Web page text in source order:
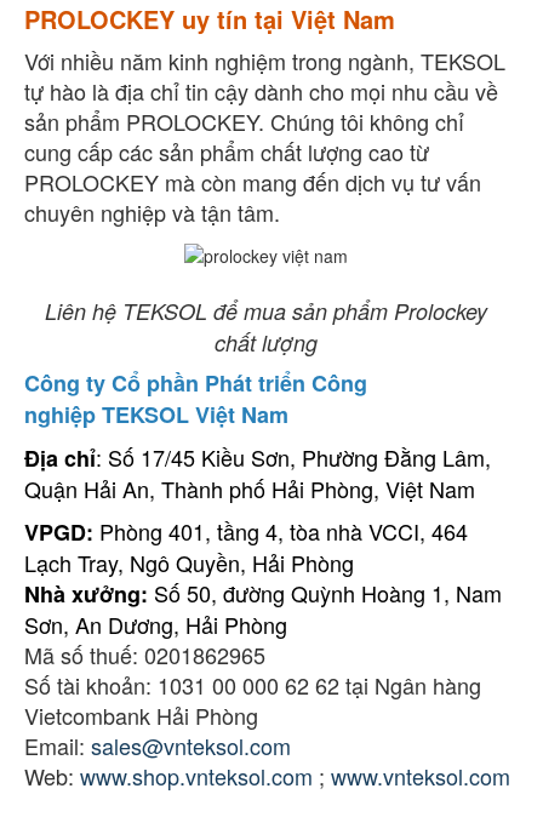
PROLOCKEY uy tín tại Việt Nam
Với nhiều năm kinh nghiệm trong ngành, TEKSOL
tự hào là địa chỉ tin cậy dành cho mọi nhu cầu về
sản phẩm PROLOCKEY. Chúng tôi không chỉ
cung cấp các sản phẩm chất lượng cao từ
PROLOCKEY mà còn mang đến dịch vụ tư vấn
chuyên nghiệp và tận tâm.
Liên hệ TEKSOL để mua sản phẩm Prolockey
chất lượng
Công ty Cổ phần Phát triển Công
nghiệp TEKSOL Việt Nam
Địa chỉ: Số 17/45 Kiều Sơn, Phường Đằng Lâm,
Quận Hải An, Thành phố Hải Phòng, Việt Nam
VPGD: Phòng 401, tầng 4, tòa nhà VCCI, 464
Lạch Tray, Ngô Quyền, Hải Phòng
Nhà xưởng: Số 50, đường Quỳnh Hoàng 1, Nam
Sơn, An Dương, Hải Phòng
Mã số thuế: 0201862965
Số tài khoản: 1031 00 000 62 62 tại Ngân hàng
Vietcombank Hải Phòng
Email: sales@vnteksol.com
Web: www.shop.vnteksol.com ; www.vnteksol.com